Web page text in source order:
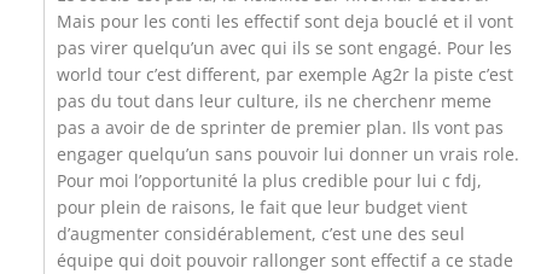
Mais pour les conti les effectif sont deja bouclé et il vont
pas virer quelqu’un avec qui ils se sont engagé. Pour les
world tour c’est different, par exemple Ag2r la piste c’est
pas du tout dans leur culture, ils ne cherchenr meme
pas a avoir de de sprinter de premier plan. Ils vont pas
engager quelqu’un sans pouvoir lui donner un vrais role.
Pour moi l’opportunité la plus credible pour lui c fdj,
pour plein de raisons, le fait que leur budget vient
d’augmenter considérablement, c’est une des seul
équipe qui doit pouvoir rallonger sont effectif a ce stade